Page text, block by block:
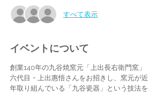
すべて表示
イベントについて
創業140年の九谷焼窯元「上出長右衛門窯」
六代目・上出惠悟さんをお招きし、窯元が近
年取り組んでいる「九谷瓷器」という技法を